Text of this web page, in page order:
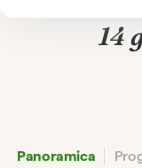
14
Panoramica